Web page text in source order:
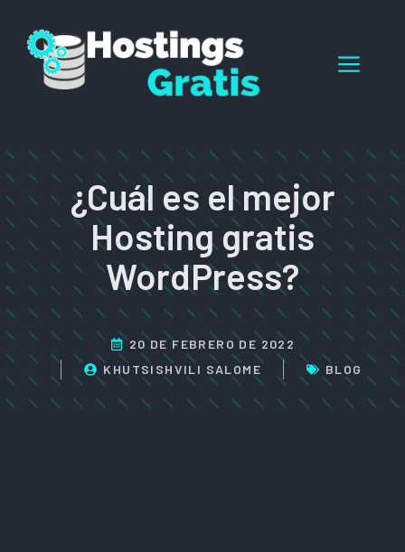
contenido
¿Cuál es el mejor
Hosting gratis
WordPress?
20 DE FEBRERO DE 2022
KHUTSISHVILI SALOME
BLOG